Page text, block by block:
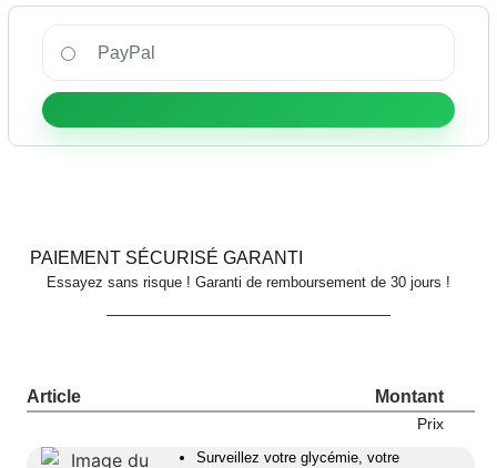
Article Montant
Prix
Surveillez votre glycémie, votre
PayPal
PAIEMENT SÉCURISÉ GARANTI
Essayez sans risque ! Garanti de remboursement de 30 jours !